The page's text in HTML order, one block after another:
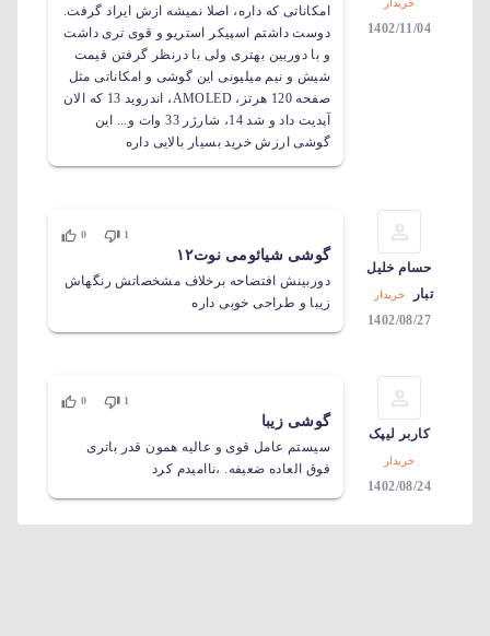
خریدار
1402/11/04
امکاناتی که داره، اصلا نمیشه ازش ایراد گرفت.
دوست داشتم اسپیکر استریو و قوی تری داشت
و با دوربین بهتری ولی با درنظر گرفتن قیمت
شیش و نیم میلیونی این گوشی و امکاناتی مثل
صفحه 120 هرتز، AMOLED، اندروید 13 که الان
آپدیت داد و شد 14، شارژر 33 وات و... این
گوشی ارزش خرید بسیار بالایی داره
حسام خلیل
تبار
خریدار
1402/08/27
1
0
گوشی شیائومی نوت۱۲
دوربینش افتضاحه برخلاف مشخصاتش رنگهاش
زیبا و طراحی خوبی داره
کاربر لیپک
خریدار
1402/08/24
1
0
گوشی زیبا
سیستم عامل قوی و عالیه همون قدر باتری
فوق العاده ضعیفه. ،ناامیدم کرد